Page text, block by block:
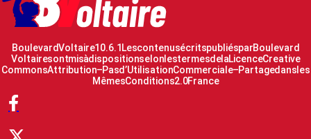
Boulevard Voltaire 10.6.1 Les contenus écrits publiés par Boulevard
Voltaire sont mis à disposition selon les termes de la Licence Creative
Commons Attribution – Pas d’Utilisation Commerciale – Partage dans les
Mêmes Conditions 2.0 France